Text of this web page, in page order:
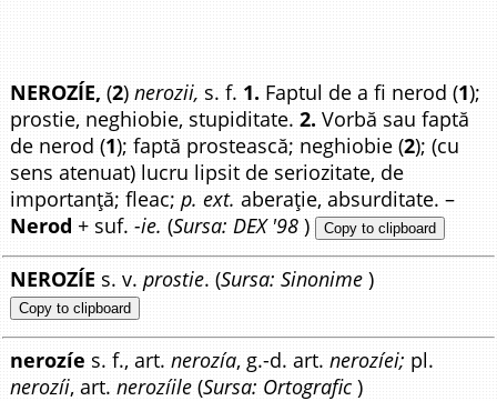
NEROZÍE, (2)nerozii, s. f. 1. Faptul de a fi nerod (1);
prostie, neghiobie, stupiditate.2. Vorbă sau faptă
de nerod (1); faptă prostească; neghiobie (2); (cu
sens atenuat) lucru lipsit de seriozitate, de
importanță; fleac;p. ext. aberație, absurditate. –
Nerod + suf.-ie. (Sursa: DEX '98 ) Copy to clipboard
NEROZÍE s. v.prostie. (Sursa: Sinonime )
Copy to clipboard
nerozíe s. f., art.nerozía, g.-d. art.nerozíei; pl.
nerozíi, art.nerozíile (Sursa: Ortografic )